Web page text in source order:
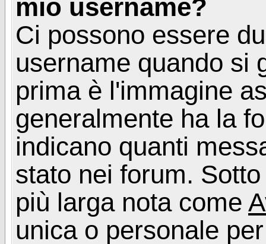
mio username?
Ci possono essere
username quando si
prima è l'immagine
generalmente ha la
indicano quanti
stato nei forum.
più larga nota come
unica o personale